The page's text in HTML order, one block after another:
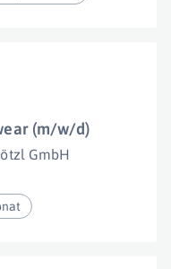
(m/w/d)
GmbH